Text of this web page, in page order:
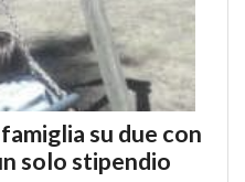
su due con
solo stipendio